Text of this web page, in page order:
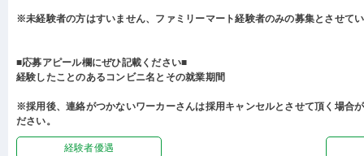
※未経験者の方はすいません、ファミリーマート経験者のみの募集とさせて
■応募アピール欄にぜひ記載ください■
経験したことのあるコンビニ名とその就業期間
※採用後、連絡がつかないワーカーさんは採用キャンセルとさせて頂く場合
ださい。
経験者優遇